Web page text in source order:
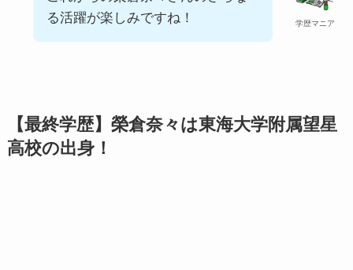
学歴マニア
る活躍が楽しみですね！
【最終学歴】榮倉奈々は東海大学附属望星
高校の出身！